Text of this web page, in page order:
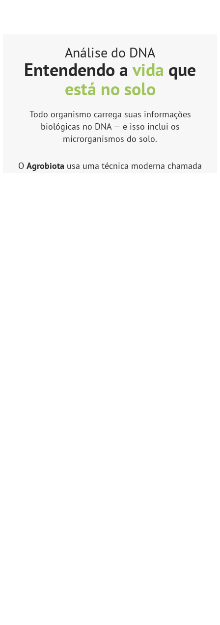
Análise do DNA
Entendendo avida que
está no solo
Todo organismo carrega suas informações
biológicas no DNA — e isso inclui os
microrganismos do solo.
O Agrobiota usa uma técnica moderna chamada